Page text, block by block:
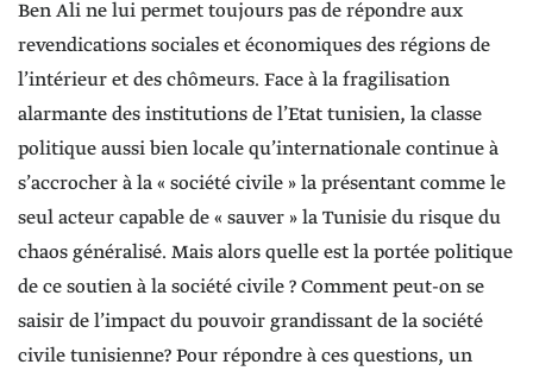
Ben Ali ne lui permet toujours pas de répondre aux
revendications sociales et économiques des régions de
l’intérieur et des chômeurs. Face à la fragilisation
alarmante des institutions de l’Etat tunisien, la classe
politique aussi bien locale qu’internationale continue à
s’accrocher à la « société civile » la présentant comme le
seul acteur capable de « sauver » la Tunisie du risque du
chaos généralisé. Mais alors quelle est la portée politique
de ce soutien à la société civile ? Comment peut-on se
saisir de l’impact du pouvoir grandissant de la société
civile tunisienne? Pour répondre à ces questions, un